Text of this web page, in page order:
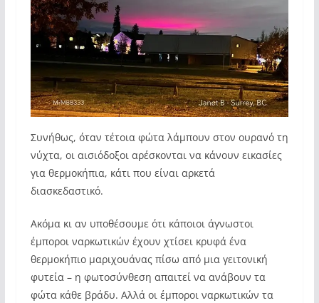
Συνήθως, όταν τέτοια φώτα λάμπουν στον ουρανό τη
νύχτα, οι αισιόδοξοι αρέσκονται να κάνουν εικασίες
για θερμοκήπια, κάτι που είναι αρκετά
διασκεδαστικό.
Ακόμα κι αν υποθέσουμε ότι κάποιοι άγνωστοι
έμποροι ναρκωτικών έχουν χτίσει κρυφά ένα
θερμοκήπιο μαριχουάνας πίσω από μια γειτονική
φυτεία – η φωτοσύνθεση απαιτεί να ανάβουν τα
φώτα κάθε βράδυ. Αλλά οι έμποροι ναρκωτικών τα